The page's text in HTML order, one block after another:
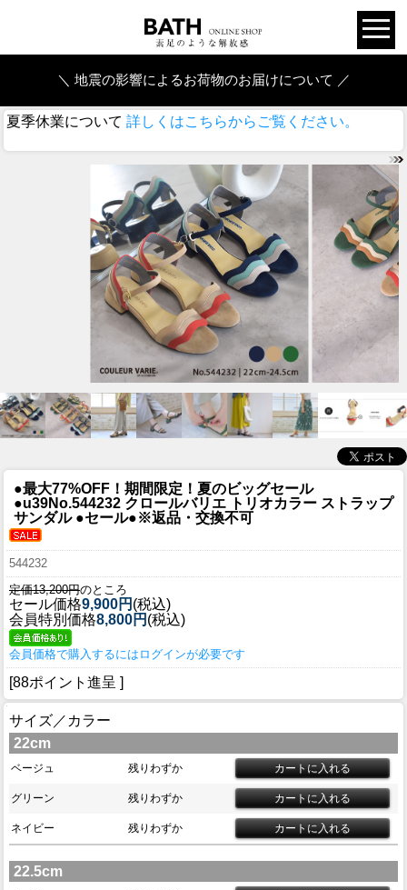
＼ 地震の影響によるお荷物のお届けについて ／
夏季休業について 詳しくはこちらからご覧ください。
●最大77%OFF！期間限定！夏のビッグセール
●u39No.544232 クロールバリエ トリオカラー ストラップ
サンダル ●セール●※返品・交換不可
544232
定価13,200円のところ
セール価格9,900円 (税込)
会員特別価格8,800円 (税込)
会員価格で購入するにはログインが必要です
[88ポイント進呈 ]
サイズ／カラー
22cm
ベージュ 残りわずか
グリーン 残りわずか
ネイビー 残りわずか
22.5cm